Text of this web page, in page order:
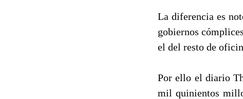
La diferencia es
gobiernos
el del resto de
Por ello el diario
mil quinientos